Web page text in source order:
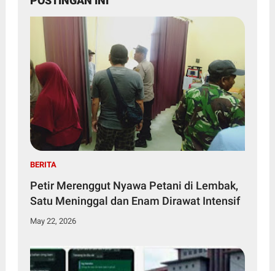
BERITA
Petir Merenggut Nyawa Petani di Lembak,
Satu Meninggal dan Enam Dirawat Intensif
May 22, 2026